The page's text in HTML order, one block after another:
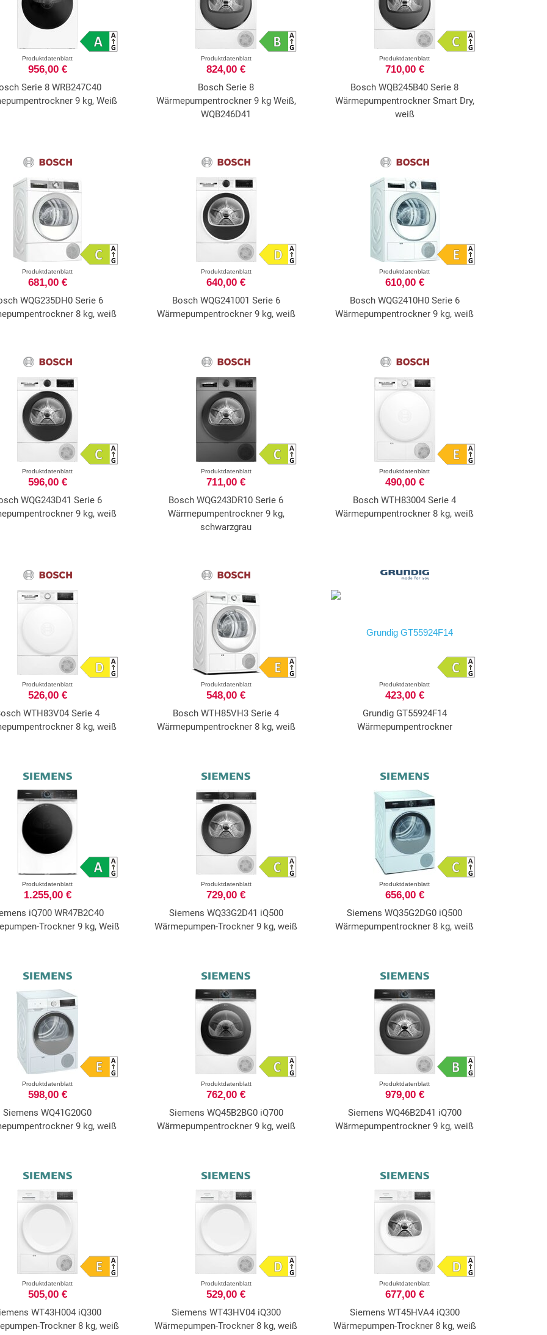
Produktdatenblatt
956,00 €
Serie 8 WRB247C40
9 kg, Weiß
Produktdatenblatt
824,00 €
Bosch Serie 8
Wärmepumpentrockner 9 kg Weiß,
WQB246D41
Produktdatenblatt
710,00 €
Bosch WQB245B40 Serie 8
Wärmepumpentrockner Smart Dry,
weiß
Produktdatenblatt
681,00 €
WQG235DH0 Serie 6
8 kg, weiß
Produktdatenblatt
640,00 €
Bosch WQG241001 Serie 6
Wärmepumpentrockner 9 kg, weiß
Produktdatenblatt
610,00 €
Bosch WQG2410H0 Serie 6
Wärmepumpentrockner 9 kg, weiß
Produktdatenblatt
596,00 €
WQG243D41 Serie 6
9 kg, weiß
Produktdatenblatt
711,00 €
Bosch WQG243DR10 Serie 6
Wärmepumpentrockner 9 kg,
schwarzgrau
Produktdatenblatt
490,00 €
Bosch WTH83004 Serie 4
Wärmepumpentrockner 8 kg, weiß
Produktdatenblatt
526,00 €
WTH83V04 Serie 4
8 kg, weiß
Produktdatenblatt
548,00 €
Bosch WTH85VH3 Serie 4
Wärmepumpentrockner 8 kg, weiß
Produktdatenblatt
423,00 €
Grundig GT55924F14
Wärmepumpentrockner
Produktdatenblatt
1.255,00 €
iQ700 WR47B2C40
Trockner 9 kg, Weiß
Produktdatenblatt
729,00 €
Siemens WQ33G2D41 iQ500
Wärmepumpen-Trockner 9 kg, weiß
Produktdatenblatt
656,00 €
Siemens WQ35G2DG0 iQ500
Wärmepumpentrockner 8 kg, weiß
Produktdatenblatt
598,00 €
Siemens WQ41G20G0
9 kg, weiß
Produktdatenblatt
762,00 €
Siemens WQ45B2BG0 iQ700
Wärmepumpentrockner 9 kg, weiß
Produktdatenblatt
979,00 €
Siemens WQ46B2D41 iQ700
Wärmepumpentrockner 9 kg, weiß
Produktdatenblatt
505,00 €
WT43H004 iQ300
Trockner 8 kg, weiß
Produktdatenblatt
529,00 €
Siemens WT43HV04 iQ300
Wärmepumpen-Trockner 8 kg, weiß
Produktdatenblatt
677,00 €
Siemens WT45HVA4 iQ300
Wärmepumpen-Trockner 8 kg, weiß